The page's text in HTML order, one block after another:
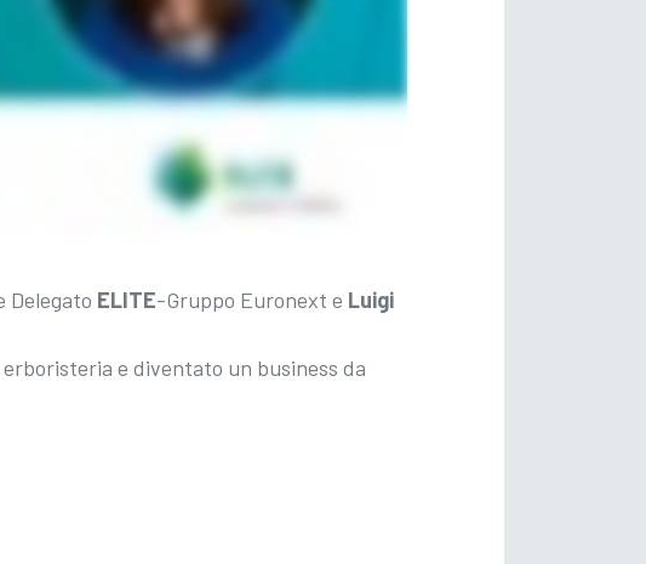
Delegato ELITE-Gruppo Euronext e Luigi
e diventato un business da